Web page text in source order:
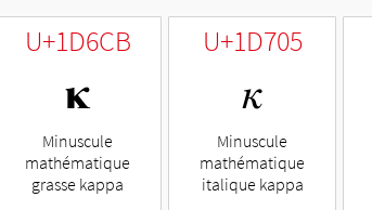
U+1D6CB
𝛋
Minuscule
mathématique
grasse kappa
U+1D705
𝜅
Minuscule
mathématique
italique kappa